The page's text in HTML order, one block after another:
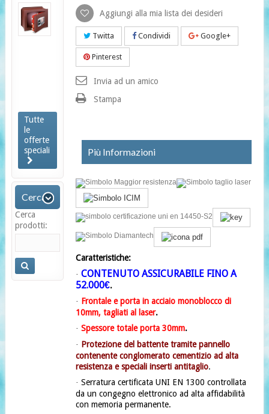
UT/5P
cassaforte
digitale
518,38 €
-30%
740,54
Tutte
le
offerte
speciali
Cerca
Cerca
prodotti:
Aggiungi alla mia lista dei desideri
Twitta Condividi Google+
Pinterest
Invia ad un amico
Stampa
Più Informazioni
Caratteristiche:
· CONTENUTO ASSICURABILE FINO A
52.000€.
· Frontale e porta in acciaio monoblocco di
10mm, tagliati al laser.
· Spessore totale porta 30mm.
· Protezione del battente tramite pannello
contenente conglomerato cementizio ad alta
resistenza e speciali inserti antitaglio.
· Serratura certificata UNI EN 1300 controllata
da un congegno elettronico ad alta affidabilità
con memoria permanente.